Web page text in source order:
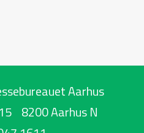
Aarhus
8200 Aarhus N